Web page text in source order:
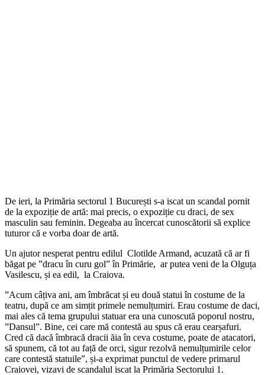
De ieri, la Primăria sectorul 1 București s-a iscat un scandal pornit
de la expoziție de artă: mai precis, o expoziție cu draci, de sex
masculin sau feminin. Degeaba au încercat cunoscătorii să explice
tuturor că e vorba doar de artă.
Un ajutor nesperat pentru edilul Clotilde Armand, acuzată că ar fi
băgat pe ”dracu în curu gol” în Primărie, ar putea veni de la Olguța
Vasilescu, și ea edil, la Craiova.
”Acum câțiva ani, am îmbrăcat și eu două statui în costume de la
teatru, după ce am simțit primele nemulțumiri. Erau costume de daci,
mai ales că tema grupului statuar era una cunoscută poporul nostru,
”Dansul”. Bine, cei care mă contestă au spus că erau cearșafuri.
Cred că dacă îmbracă dracii ăia în ceva costume, poate de atacatori,
să spunem, că tot au față de orci, sigur rezolvă nemulțumirile celor
care contestă statuile”, și-a exprimat punctul de vedere primarul
Craiovei, vizavi de scandalul iscat la Primăria Sectorului 1.